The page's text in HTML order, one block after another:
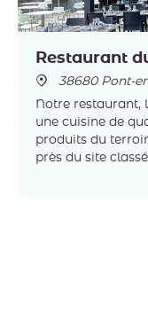
Restaurant
38680 Pont-
Notre restaurant,
une cuisine de
produits du
près du site